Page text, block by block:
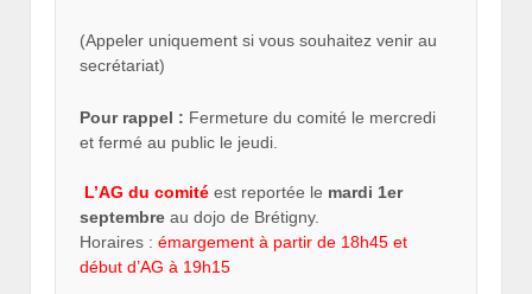
(Appeler uniquement si vous souhaitez venir au
secrétariat)
Pour rappel : Fermeture du comité le mercredi
et fermé au public le jeudi.
L’AG du comité est reportée le mardi 1er
septembre au dojo de Brétigny.
Horaires : émargement à partir de 18h45 et
début d’AG à 19h15